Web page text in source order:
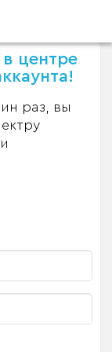
центре
раз, вы